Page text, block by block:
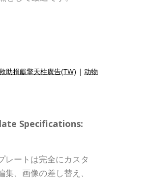
助捐獻擎天柱廣告(TW) | 动物
Specifications:
レートは完全にカスタ
、画像の差し替え、